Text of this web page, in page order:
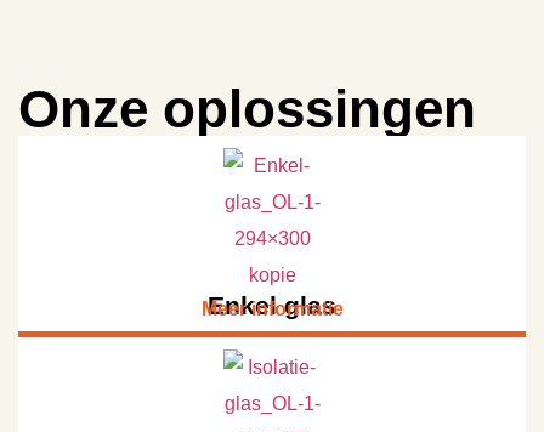
Onze oplossingen
Enkel glas
Meer informatie